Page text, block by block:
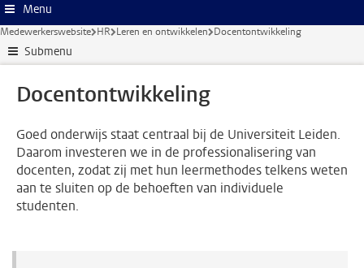
Menu
Medewerkerswebsite HR Leren en ontwikkelen Docentontwikkeling
Submenu
Docentontwikkeling
Goed onderwijs staat centraal bij de Universiteit Leiden.
Daarom investeren we in de professionalisering van
docenten, zodat zij met hun leermethodes telkens weten
aan te sluiten op de behoeften van individuele
studenten.